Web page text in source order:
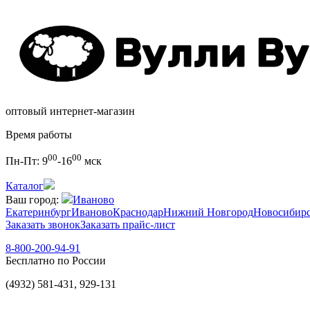
оптовый интернет-магазин
Время работы
Пн-Пт: 900-1600 мск
Каталог
Ваш город:
Иваново
ЕкатеринбургИвановоКраснодарНижний Новгород
Заказать звонокЗаказать прайс-лист
8-800-200-94-91
Бесплатно по России
(4932) 581-431, 929-131